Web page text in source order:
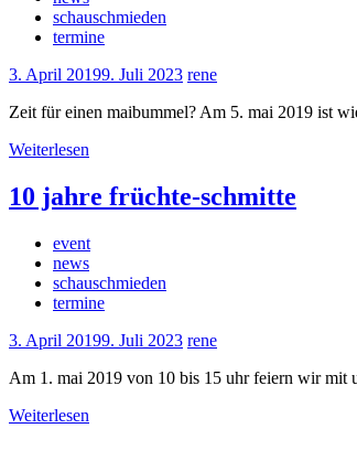
schauschmieden
termine
3. April 20199. Juli 2023 rene
Zeit für einen maibummel? Am 5. mai 2019 ist
Weiterlesen
10 jahre früchte-schmitte
event
news
schauschmieden
termine
3. April 20199. Juli 2023 rene
Am 1. mai 2019 von 10 bis 15 uhr feiern wir mit
Weiterlesen